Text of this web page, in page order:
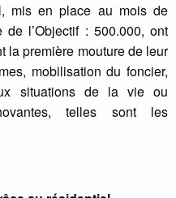
mis en place au mois de
l’Objectif : 500.000, ont
la première mouture de leur
mobilisation du foncier,
situations de la vie ou
telles sont les